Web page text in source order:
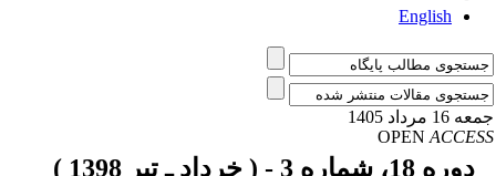
English
مرداد 1405
OPEN
دوره 18، شماره 3 - ( خرداد ـ تیر 1398 )